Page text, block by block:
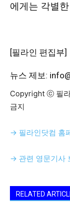
에게는 각별
[필라인 편집부]
뉴스 제보:
Copyright ⓒ 필
금지
→ 필라인닷컴 홈
→ 관련 영문기사
RELATED